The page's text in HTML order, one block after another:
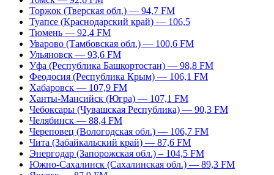
Торжок (Тверская обл.) — 94,7 FM
Туапсе (Краснодарский край) — 106,5
Тюмень — 92,4 FM
Уварово (Тамбовская обл.) — 100,6 FM
Ульяновск — 93,6 FM
Уфа (Республика Башкортостан) — 98,8 FM
Феодосия (Республика Крым) — 106,1 FM
Хабаровск — 107,9 FM
Ханты-Мансийск (Югра) — 107,1 FM
Чебоксары (Чувашская Республика) — 90,3 FM
Челябинск — 88,4 FM
Череповец (Вологодская обл.) — 106,7 FM
Чита (Забайкальский край) — 87,6 FM
Энергодар (Запорожская обл.) – 104,5 FM
Южно-Сахалинск (Сахалинская обл.) — 89,3 FM